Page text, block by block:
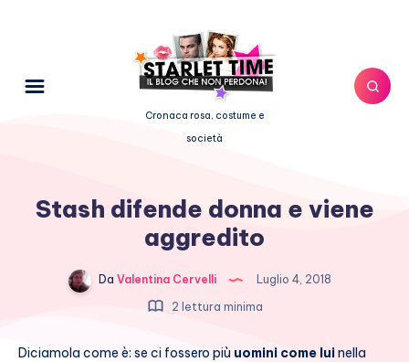
Cronaca rosa, costume e
società
Stash difende donna e viene
aggredito
Da Valentina Cervelli
Luglio 4, 2018
2 lettura minima
Diciamola come è: se ci fossero più uomini come luinella